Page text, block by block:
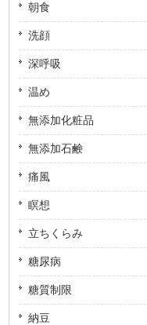
朝食
洗顔
深呼吸
温め
無添加化粧品
無添加石鹸
痛風
瞑想
立ちくらみ
糖尿病
糖質制限
納豆